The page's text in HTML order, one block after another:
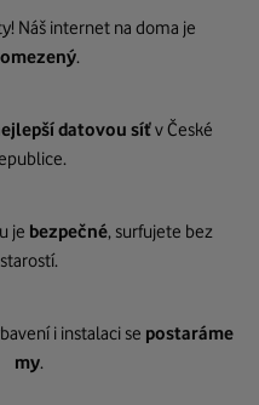
Náš internet na doma je
.
datovou síťv České
je bezpečné, surfujete bez
starostí.
i instalaci se postaráme
my.